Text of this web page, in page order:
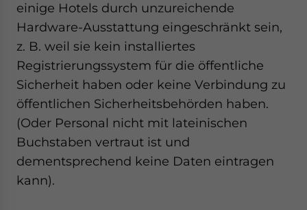
einige Hotels durch unzureichende
Hardware-Ausstattung eingeschränkt sein,
z. B. weil sie kein installiertes
Registrierungssystem für die öffentliche
Sicherheit haben oder keine Verbindung zu
öffentlichen Sicherheitsbehörden haben.
(Oder Personal nicht mit lateinischen
Buchstaben vertraut ist und
dementsprechend keine Daten eintragen
kann).